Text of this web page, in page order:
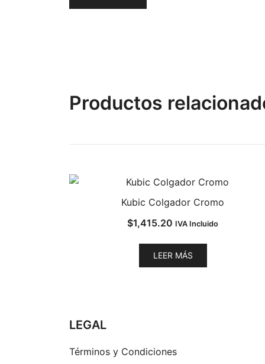
Productos
Kubic Colgador Cromo
$1,415.20 IVA Incluido
LEER MÁS
LEGAL
Términos y Condiciones